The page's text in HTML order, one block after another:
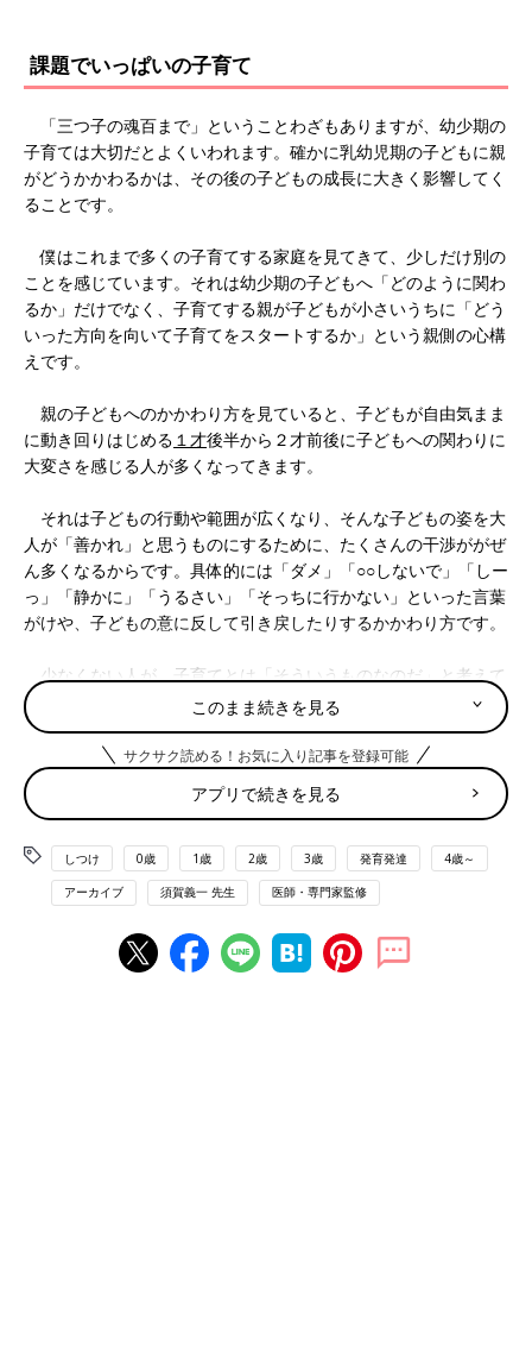
課題でいっぱいの子育て
「三つ子の魂百まで」ということわざもありますが、幼少期の
子育ては大切だとよくいわれます。確かに乳幼児期の子どもに親
がどうかかわるかは、その後の子どもの成長に大きく影響してく
ることです。
僕はこれまで多くの子育てする家庭を見てきて、少しだけ別の
ことを感じています。それは幼少期の子どもへ「どのように関わ
るか」だけでなく、子育てする親が子どもが小さいうちに「どう
いった方向を向いて子育てをスタートするか」という親側の心構
えです。
親の子どもへのかかわり方を見ていると、子どもが自由気まま
に動き回りはじめる １才後半から２才前後に子どもへの関わりに
大変さを感じる人が多くなってきます。
それは子どもの行動や範囲が広くなり、そんな子どもの姿を大
人が「善かれ」と思うものにするために、たくさんの干渉ががぜ
ん多くなるからです。具体的には「ダメ」「○○しないで」「しー
っ」「静かに」「うるさい」「そっちに行かない」といった言葉
がけや、子どもの意に反して引き戻したりするかかわり方です。
少なくない人が、子育てとは「そういうものなのだ」と考えて
います。「そういうもの」とは「子どもとは『言うことを聞かな
いもの』であり、それを『正しい姿』にしていくことが子育てな
のだ」「ダメ出しや注意などのたくさんの『しつけ』をしていく
ことが子育てなのだ」という理解です。
うとたくさんの過干渉や過保護が行われています。それですんな
りいってしまう子もいますが、この方向で子育てをスタートする
と、
子どもの行動 ➡ 親の押さえつけ ➡ 繰り返される子ども
このまま続きを見る
サクサク読める！お気に入り記事を登録可能
アプリで続きを見る
しつけ 0歳 1歳 2歳 3歳 発育発達 4歳～
アーカイブ 須賀義一 先生 医師・専門家監修